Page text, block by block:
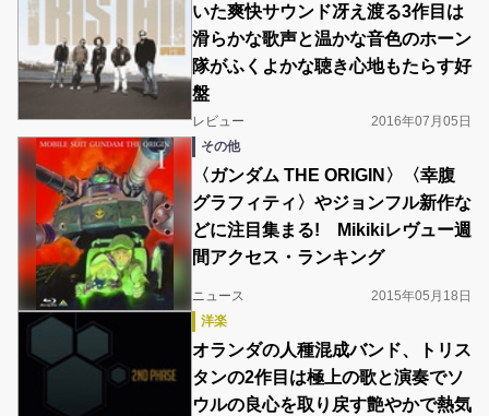
いた爽快サウンド冴え渡る3作目は
滑らかな歌声と温かな音色のホーン
隊がふくよかな聴き心地もたらす好
盤
レビュー
2016年07月05日
その他
〈ガンダム THE ORIGIN〉〈幸腹
グラフィティ〉やジョンフル新作な
どに注目集まる! Mikikiレヴュー週
間アクセス・ランキング
ニュース
2015年05月18日
洋楽
オランダの人種混成バンド、トリス
タンの2作目は極上の歌と演奏でソ
ウルの良心を取り戻す艶やかで熱気